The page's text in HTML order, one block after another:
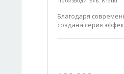
Благодаря
создана серия